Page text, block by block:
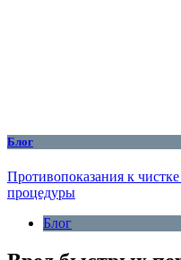
Блог
Противопоказания к чистке
процедуры
Блог